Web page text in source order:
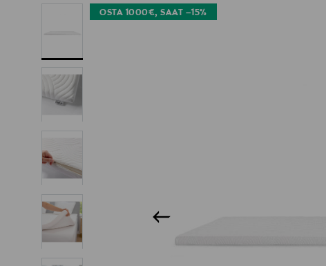
OSTA 1000€, SAAT –15%